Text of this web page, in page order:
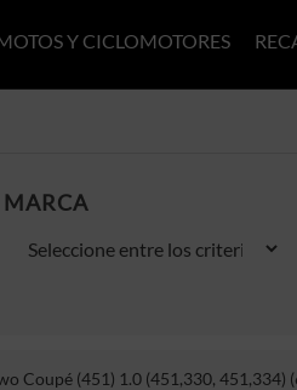
Y CICLOMOTORES
MARCA
Coupé (451) 1.0 (451,330, 451,334)